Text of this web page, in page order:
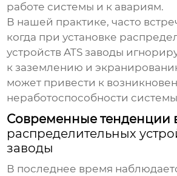
работе системы и к авариям.
В нашей практике, часто
когда при установке
устройств ATS заводы
к заземлению и
может привести к
неработоспособности
Современные тенденции
распределительных
заводы
В последнее время